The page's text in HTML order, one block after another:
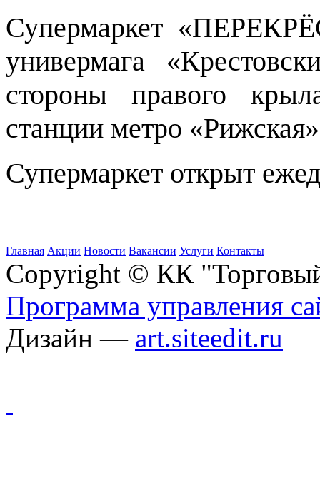
Супермаркет
универмага
стороны правого
станции метро
Супермаркет открыт
Главная Акции Новости Вакансии Услуги Контакты
Copyright © КК
Программа управления
Дизайн — art.siteedit.ru